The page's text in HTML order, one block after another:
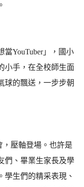
當YouTuber」，國小
小手，在全校師生面
球的飄送，一步步朝
，壓軸登場。也許是
們、畢業生家長及學
學生們的精采表現、